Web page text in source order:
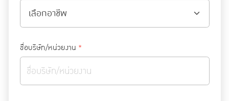
ชื่อบริษัท/หน่วยงาน *